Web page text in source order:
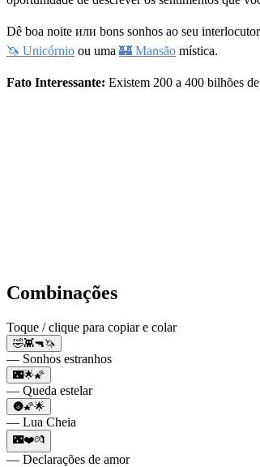
Dê boa noite или bons sonhos ao seu
🦄 Unicórnio ou uma 🏰 Mansão mística.
Fato Interessante: Existem 200 a 400 bilhões de
Combinações
Toque / clique para copiar e colar
🤣👾🔫🦄
— Sonhos estranhos
🌃🌟🌠
— Queda estelar
🌚🌠🌟
— Lua Cheia
🌃❤️💏
— Declarações de amor